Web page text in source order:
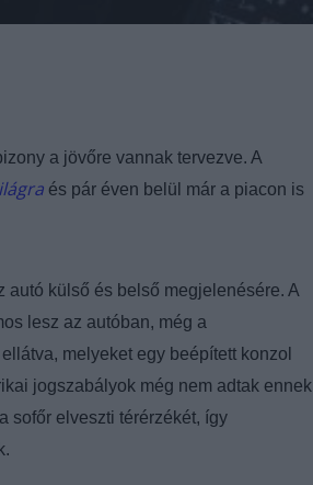
a jövőre vannak tervezve. A
és pár éven belül már a piacon is
külső és belső megjelenésére. A
lesz az autóban, még a
melyeket egy beépített konzol
jogszabályok még nem adtak ennek
sofőr elveszti térérzékét, így